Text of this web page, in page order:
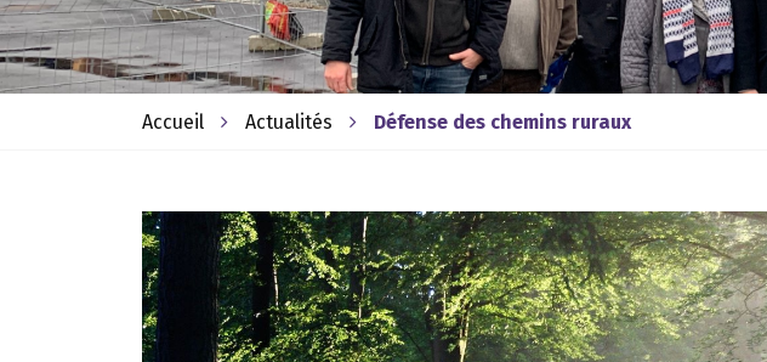
Accueil Actualités Défense des chemins ruraux